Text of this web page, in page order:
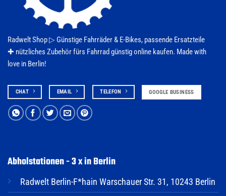
Radwelt Shop ▷ Günstige Fahrräder & E-Bikes, passende Ersatzteile
✚ nützliches Zubehör fürs Fahrrad günstig online kaufen. Made with
love in Berlin!
CHAT EMAIL TELEFON GOOGLE BUSINESS
Abholstationen - 3 x in Berlin
Radwelt Berlin-F*hain Warschauer Str. 31, 10243 Berlin